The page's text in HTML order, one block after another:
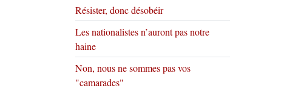
Résister, donc désobéir
Les nationalistes n’auront pas notre
haine
Non, nous ne sommes pas vos
"camarades"